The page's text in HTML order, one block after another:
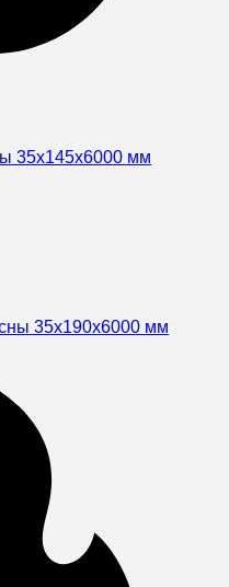
35х145х6000 мм